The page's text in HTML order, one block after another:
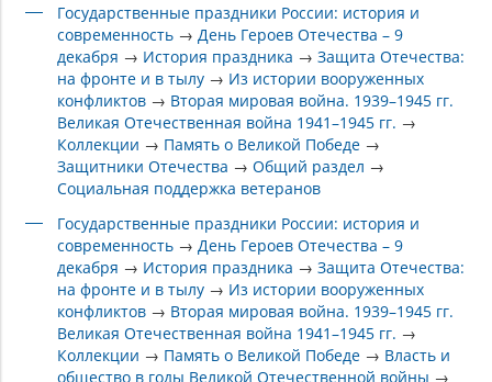
Государственные праздники России: история и
современность → День Героев Отечества – 9
декабря → История праздника →Защита Отечества:
на фронте и в тылу → Из истории вооруженных
конфликтов → Вторая мировая война. 1939–1945 гг.
Великая Отечественная война 1941–1945 гг. →
Коллекции → Память о Великой Победе →
Защитники Отечества →Общий раздел →
Социальная поддержка ветеранов
Государственные праздники России: история и
современность → День Героев Отечества – 9
декабря → История праздника →Защита Отечества:
на фронте и в тылу → Из истории вооруженных
конфликтов → Вторая мировая война. 1939–1945 гг.
Великая Отечественная война 1941–1945 гг. →
Коллекции → Память о Великой Победе → Власть и
общество в годы Великой Отечественной войны →